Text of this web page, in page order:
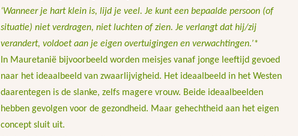
‘Wanneer je hart klein is, lijd je veel. Je kunt een bepaalde persoon (of
situatie) niet verdragen, niet luchten of zien. Je verlangt dat hij/zij
verandert, voldoet aan je eigen overtuigingen en verwachtingen.’*
In Mauretanië bijvoorbeeld worden meisjes vanaf jonge leeftijd gevoed
naar het ideaalbeeld van zwaarlijvigheid. Het ideaalbeeld in het Westen
daarentegen is de slanke, zelfs magere vrouw. Beide ideaalbeelden
hebben gevolgen voor de gezondheid. Maar gehechtheid aan het eigen
concept sluit uit.